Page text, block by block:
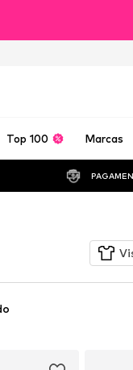
Top 100 Marcas